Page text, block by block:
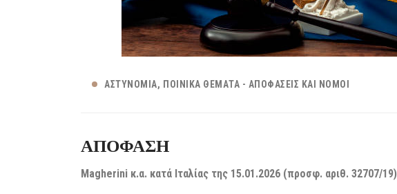
ΑΣΤΥΝΟΜΊΑ ΠΟΙΝΙΚΆ ΘΈΜΑΤΑ - ΑΠΟΦΆΣΕΙΣ ΚΑΙ ΝΌΜΟΙ
ΑΠΟΦΑΣΗ
Magherini κ.α. κατά Ιταλίας της 15.01.2026 (προσφ. αριθ. 32707/19)